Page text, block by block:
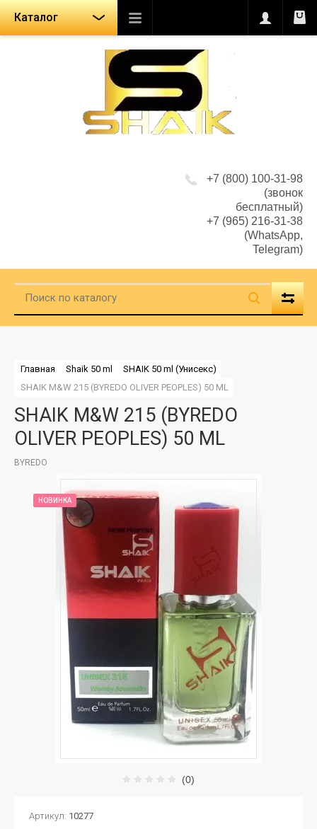
Каталог
+7 (800) 100-31-98
(звонок
бесплатный)
+7 (965) 216-31-38
(WhatsApp,
Telegram)
Главная Shaik 50 ml
SHAIK 50 ml (Унисекс)
SHAIK M&W 215 (BYREDO OLIVER PEOPLES) 50 ML
SHAIK M&W 215 (BYREDO
OLIVER PEOPLES) 50 ML
BYREDO
НОВИНКА
(0)
Артикул: 10277